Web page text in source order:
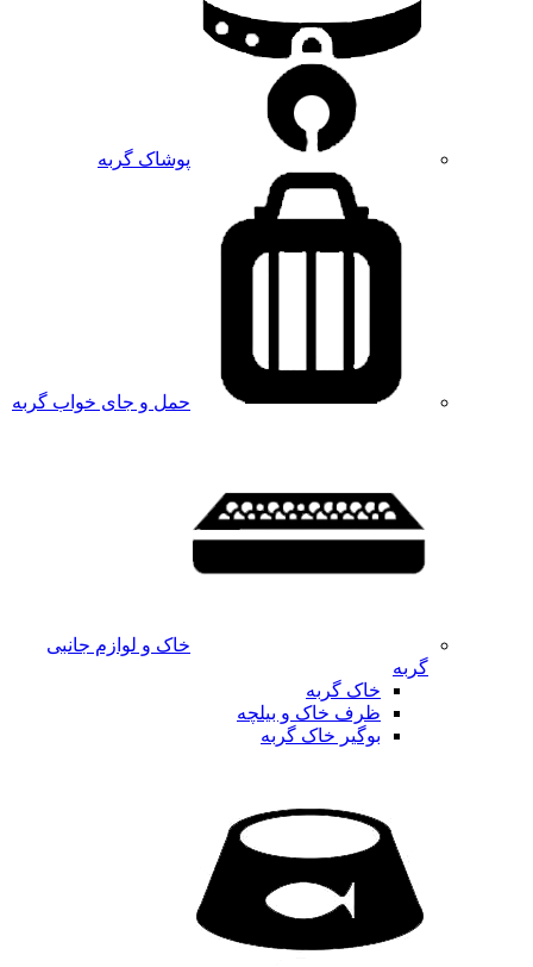
پوشاک گربه
حمل و جای خواب گربه
خاک و لوازم جانبی
گربه
خاک گربه
ظرف خاک و بیلچه
بوگیر خاک گربه